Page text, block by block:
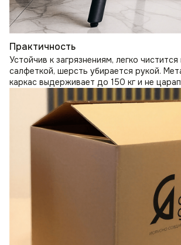
Практичность
Устойчив к загрязнениям, легко
салфеткой, шерсть убирается рукой.
каркас выдерживает до 150 кг и не